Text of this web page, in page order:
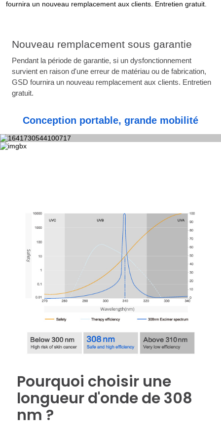
Nouveau remplacement sous garantie
Pendant la période de garantie, si un dysfonctionnement
survient en raison d'une erreur de matériau ou de fabrication,
GSD fournira un nouveau remplacement aux clients. Entretien
gratuit.
Conception portable, grande mobilité
Pourquoi choisir une
longueur d'onde de 308
nm ?